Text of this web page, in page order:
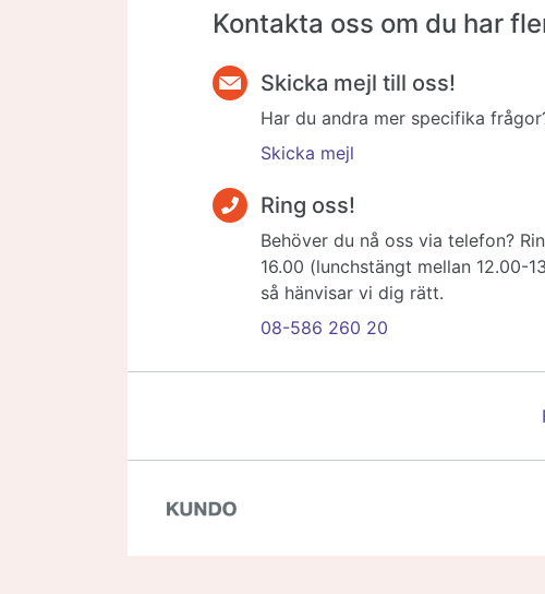
Kontakta oss om du har
Skicka mejl till oss!
Har du andra mer specifika
Skicka mejl
Ring oss!
Behöver du nå oss via telefon?
16.00 (lunchstängt mellan 12.00-
så hänvisar vi dig rätt.
08-586 260 20